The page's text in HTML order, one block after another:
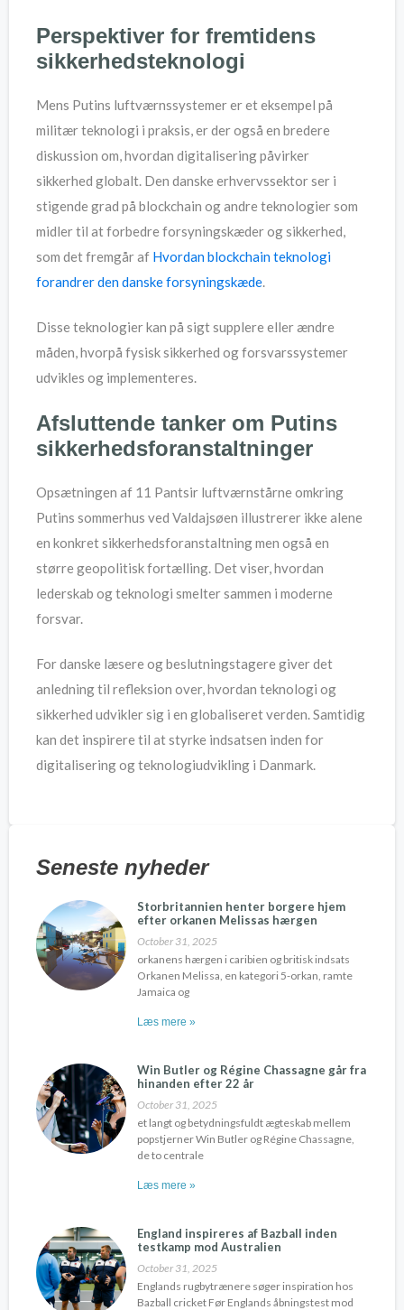
Perspektiver for fremtidens
sikkerhedsteknologi
Mens Putins luftværnssystemer er et eksempel på
militær teknologi i praksis, er der også en bredere
diskussion om, hvordan digitalisering påvirker
sikkerhed globalt. Den danske erhvervssektor ser i
stigende grad på blockchain og andre teknologier som
midler til at forbedre forsyningskæder og sikkerhed,
som det fremgår af Hvordan blockchain teknologi
forandrer den danske forsyningskæde.
Disse teknologier kan på sigt supplere eller ændre
måden, hvorpå fysisk sikkerhed og forsvarssystemer
udvikles og implementeres.
Afsluttende tanker om Putins
sikkerhedsforanstaltninger
Opsætningen af 11 Pantsir luftværnstårne omkring
Putins sommerhus ved Valdajsøen illustrerer ikke alene
en konkret sikkerhedsforanstaltning men også en
større geopolitisk fortælling. Det viser, hvordan
lederskab og teknologi smelter sammen i moderne
forsvar.
For danske læsere og beslutningstagere giver det
anledning til refleksion over, hvordan teknologi og
sikkerhed udvikler sig i en globaliseret verden. Samtidig
kan det inspirere til at styrke indsatsen inden for
digitalisering og teknologiudvikling i Danmark.
Seneste nyheder
Storbritannien henter borgere hjem
efter orkanen Melissas hærgen
October 31, 2025
orkanens hærgen i caribien og britisk indsats
Orkanen Melissa, en kategori 5-orkan, ramte
Jamaica og
Læs mere »
Win Butler og Régine Chassagne går fra
hinanden efter 22 år
October 31, 2025
et langt og betydningsfuldt ægteskab mellem
popstjerner Win Butler og Régine Chassagne,
de to centrale
Læs mere »
England inspireres af Bazball inden
testkamp mod Australien
October 31, 2025
Englands rugbytrænere søger inspiration hos
Bazball cricket Før Englands åbningstest mod